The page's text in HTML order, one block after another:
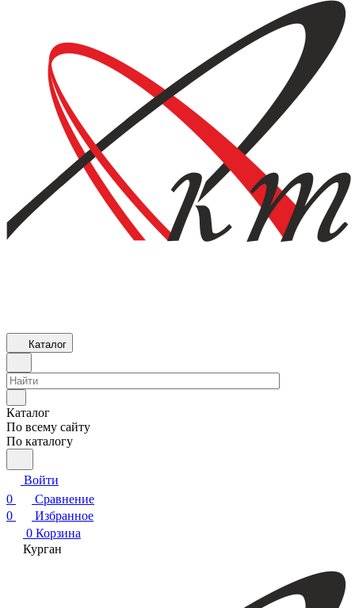
Каталог
Каталог
По всему сайту
По каталогу
Войти
0
Сравнение
0
Избранное
0 Корзина
Курган